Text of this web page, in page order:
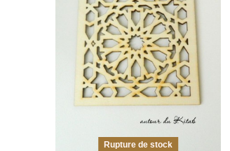
Rupture de stock